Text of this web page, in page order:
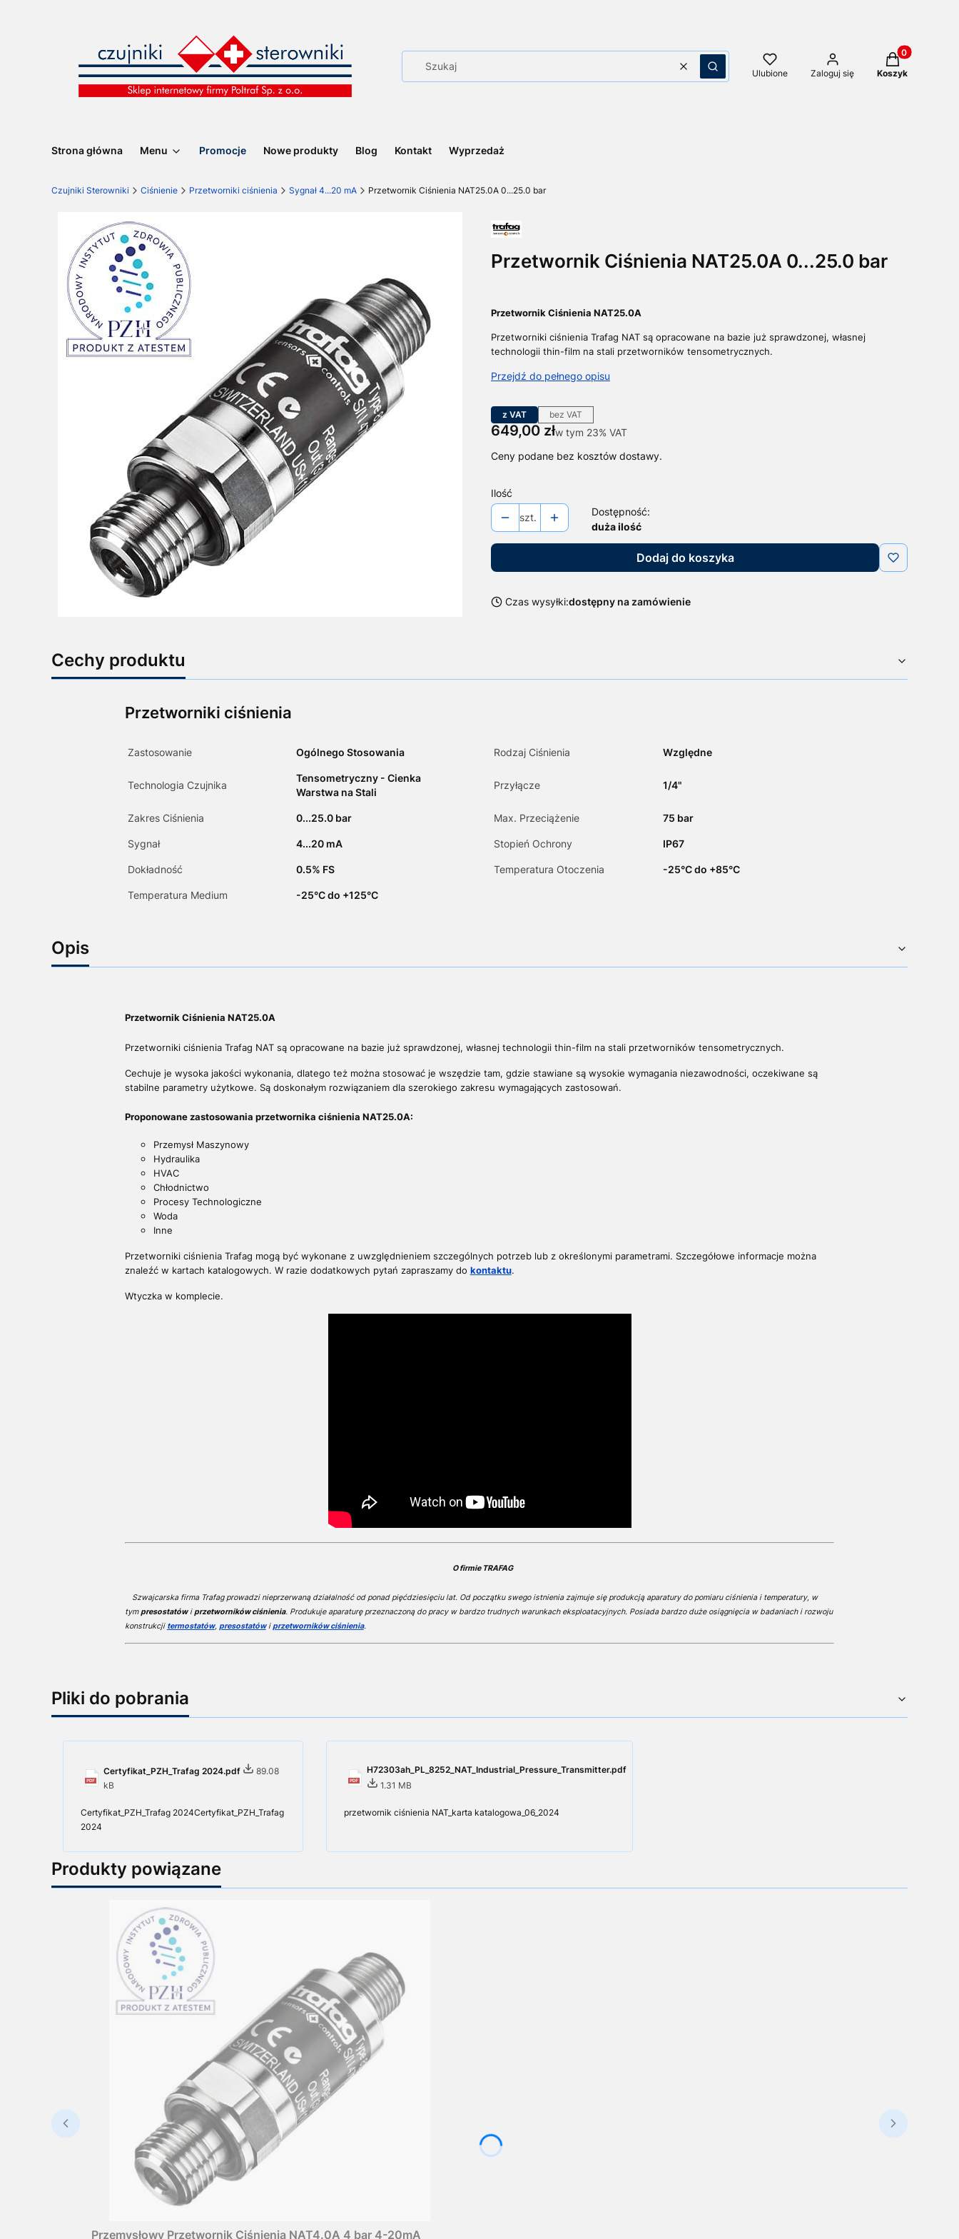
WyczyśćSzukaj Ulubione Zaloguj się
Produkty w
Koszyk
Strona główna Menu Promocje Nowe produkty Blog Kontakt Wyprzedaż
Czujniki Sterowniki Ciśnienie Przetworniki ciśnienia Sygnał 4...20 mA Przetwornik Ciśnienia NAT25.0A 0...25.0 bar
Przetwornik Ciśnienia NAT25.0A 0...25.0 bar
Przetwornik Ciśnienia NAT25.0A
Przetworniki ciśnienia Trafag NAT są opracowane na bazie już sprawdzonej, własnej
technologii thin-film na stali przetworników tensometrycznych.
Przejdź do pełnego opisu
z VAT bez VAT
Cena
649,00 złw tym 23% VAT
w tym 23% VAT
Ceny podane bez kosztów dostawy.
Ilość
szt.
Dostępność:
duża ilość
Dodaj do koszyka
Czas wysyłki:dostępny na zamówienie
Cechy produktu
Przetworniki ciśnienia
Zastosowanie Ogólnego Stosowania Rodzaj Ciśnienia Względne
Technologia Czujnika
Tensometryczny - Cienka
Warstwa na Stali
Przyłącze 1/4"
Zakres Ciśnienia 0...25.0 bar Max. Przeciążenie 75 bar
Sygnał 4...20 mA Stopień Ochrony IP67
Dokładność 0.5% FS Temperatura Otoczenia -25°C do +85°C
Temperatura Medium -25°C do +125°C
Opis
Przetwornik Ciśnienia NAT25.0A
Przetworniki ciśnienia Trafag NAT są opracowane na bazie już sprawdzonej, własnej technologii thin-film na stali przetworników tensometrycznych.
Cechuje je wysoka jakości wykonania, dlatego też można stosować je wszędzie tam, gdzie stawiane są wysokie wymagania niezawodności, oczekiwane są
stabilne parametry użytkowe. Są doskonałym rozwiązaniem dla szerokiego zakresu wymagających zastosowań.
Proponowane zastosowania przetwornika ciśnienia NAT25.0A:
Przemysł Maszynowy
Hydraulika
HVAC
Chłodnictwo
Procesy Technologiczne
Woda
Inne
Przetworniki ciśnienia Trafag mogą być wykonane z uwzględnieniem szczególnych potrzeb lub z określonymi parametrami. Szczegółowe informacje można
znaleźć w kartach katalogowych. W razie dodatkowych pytań zapraszamy do kontaktu.
Wtyczka w komplecie.
O firmie TRAFAG
Szwajcarska firma Trafag prowadzi nieprzerwaną działalność od ponad pięćdziesięciu lat. Od początku swego istnienia zajmuje się produkcją aparatury do pomiaru ciśnienia i temperatury, w
tympresostatówiprzetworników ciśnienia. Produkuje aparaturę przeznaczoną do pracy w bardzo trudnych warunkach eksploatacyjnych. Posiada bardzo duże osiągnięcia w badaniach i rozwoju
konstrukcji termostatów, presostatówiprzetworników ciśnienia.
Pliki do pobrania
Certyfikat_PZH_Trafag 2024.pdf
89.08
kB
Certyfikat_PZH_Trafag 2024Certyfikat_PZH_Trafag
2024
H72303ah_PL_8252_NAT_Industrial_Pressure_Transmitter.pdf
1.31 MB
przetwornik ciśnienia NAT_karta katalogowa_06_2024
Produkty powiązane
Przemysłowy Przetwornik Ciśnienia NAT4.0A 4 bar 4-20mA